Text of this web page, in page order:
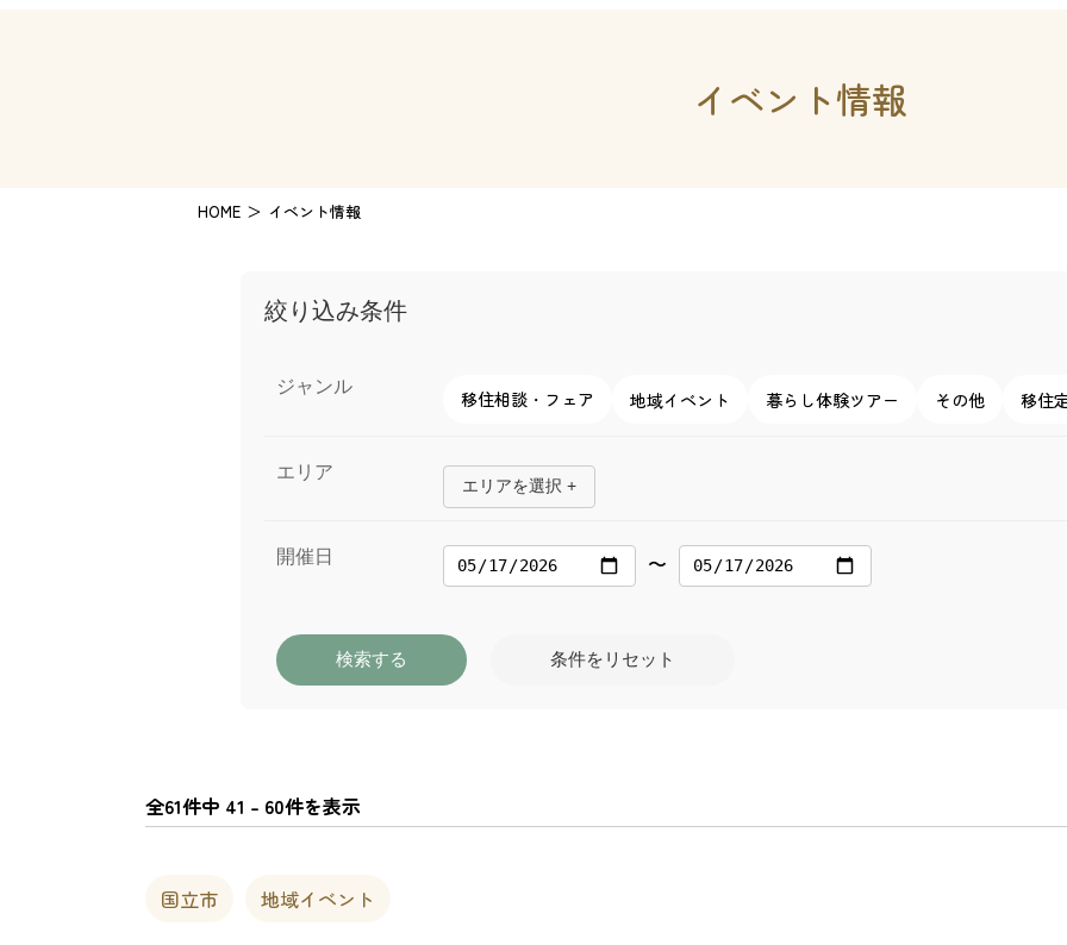
イベント情報
HOME イベント情報
絞り込み条件
ジャンル
移住相談・フェア 地域イベント 暮らし体験ツアー その他 移住
エリア
エリアを選択 +
開催日 〜
検索する 条件をリセット
全61件中 41 - 60件を表示
国立市 地域イベント